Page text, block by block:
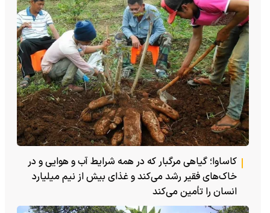
کاساوا؛ گیاهی مرگبار که در همه شرایط آب و هوایی و در
خاک‌های فقیر رشد می‌کند و غذای بیش از نیم میلیارد
انسان را تأمین می‌کند